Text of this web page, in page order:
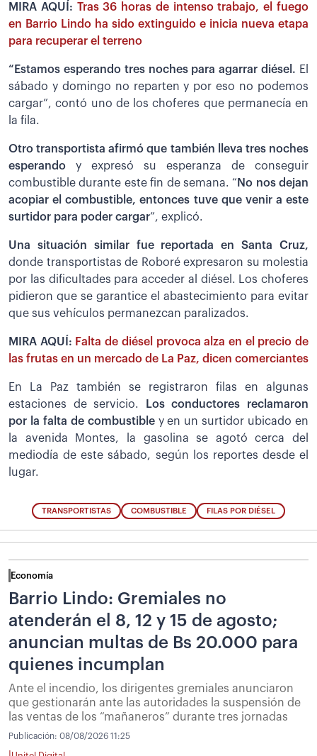
MIRA AQUÍ: Tras 36 horas de intenso trabajo, el fuego
en Barrio Lindo ha sido extinguido e inicia nueva etapa
para recuperar el terreno
“Estamos esperando tres noches para agarrar diésel. El
sábado y domingo no reparten y por eso no podemos
cargar”, contó uno de los choferes que permanecía en
la fila.
Otro transportista afirmó que también lleva tres noches
esperando y expresó su esperanza de conseguir
combustible durante este fin de semana. “ No nos dejan
acopiar el combustible, entonces tuve que venir a este
surtidor para poder cargar”, explicó.
Una situación similar fue reportada en Santa Cruz,
donde transportistas de Roboré expresaron su molestia
por las dificultades para acceder al diésel. Los choferes
pidieron que se garantice el abastecimiento para evitar
que sus vehículos permanezcan paralizados.
MIRA AQUÍ: Falta de diésel provoca alza en el precio de
las frutas en un mercado de La Paz, dicen comerciantes
En La Paz también se registraron filas en algunas
estaciones de servicio.
Los conductores reclamaron
por la falta de combustibley en un surtidor ubicado en
la avenida Montes, la gasolina se agotó cerca del
mediodía de este sábado, según los reportes desde el
lugar.
TRANSPORTISTAS COMBUSTIBLE FILAS POR DIÉSEL
Economía
Barrio Lindo: Gremiales no
atenderán el 8, 12 y 15 de agosto;
anuncian multas de Bs 20.000 para
quienes incumplan
Ante el incendio, los dirigentes gremiales anunciaron
que gestionarán ante las autoridades la suspensión de
las ventas de los “mañaneros” durante tres jornadas
Publicación: 08/08/2026 11:25